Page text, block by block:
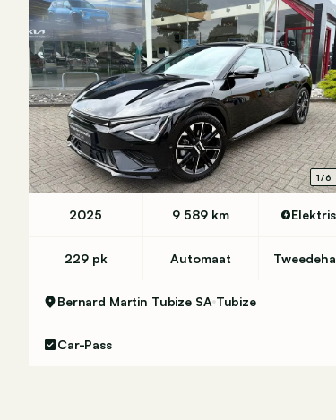
1/6
2025 9 589 km
229 pk Automaat
Bernard Martin Tubize SA Tubize
Car-Pass